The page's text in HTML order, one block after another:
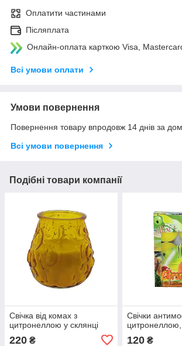
Оплатити частинами
Післяплата
Онлайн-оплата карткою Visa,
Всі умови оплати
Умови повернення
Повернення товару впродовж 14 днів за
Всі умови повернення
Подібні товари компанії
Свічка від комах з
цитронеллою у склянці
220 ₴
Свічки
120₴